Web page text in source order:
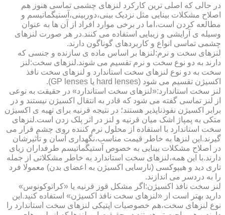
در حالی که اصلی ترین کارکرد لنزهای چشمی تماسی هنوز هم
اصلاح مشکلات بینایی مثل نزدیک بینی،دوربینی،آستیگماتیسم و
مطالعه کردن است،اما در برخی موارد افراد از آن ها به عنوان
وسیله ی آرایشی و زیبایی استفاده می کنند.در هر صورت لنزهای
چشمی تماسی انواع و کاربردهای گوناگون دارند.
لنزهای سخت و نرم:لنزها بر اساس ماده ی سازنده و جنسی که
دارند به دو نوع سخت و نرم تقسیم می شوند.لنزهای سخت:لنز
سخت به دو نوع لنزهای سخت استاندارد و لنزهای سخت نافذ
اکسیژن تقسیم می شود (hard lenses یا GP lenses).
لنز سخت استاندارد:«لنزهای سخت استاندارد» در حقیقت به نوعی
از لنز تماسی گفته می شود که قادر به انتقال اکسیژن نیستند و در
برابر اکسیژن نفوذناپذیر هستند؛ در نتیجه قرنیه برای تهیه ی اکسیژن
متکی به پمپاژ اشک میان قرنیه و لنز در اثر پلک زدن است.لنزهای
سخت استاندارد با استفاده از محلول نرم کننده روی چشم قرار می
گیرند.این لنزها به خاطر قیمت مناسب،نگهداری آسان و تأثیرشان
در اصلاح مشکلات بینایی به خصوص آستیگماتیسم طرفداران زیای
دارند.با این همه،لنزهای سخت استاندارد به خاطر مشکلاتی از جمله
تاری دید و هیپوکسی (نارسایی اکسیژن به اعضای بدن) معمولا فرد
را به دردسر می اندازند.
لنز سخت نافذ اکسیژن:اگر مشکل قوز قرنیه یا «کراتوکونوس»
دارید بهتر است از «لنزهای سخت نافذ اکسیژن» استفاده کنید.این
نوع لنزهای سخت،هم خصوصیات اپتیکی لنزهای سخت استاندارد را